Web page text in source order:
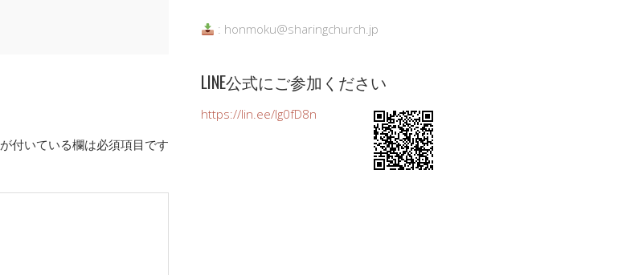
が付いている欄は必須項目です
: honmoku@sharingchurch.jp
LINE公式にご参加ください
https://lin.ee/Ig0fD8n